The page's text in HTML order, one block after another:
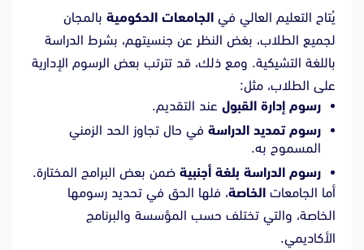
يُتاح التعليم العالي في الجامعات الحكومية بالمجان
لجميع الطلاب، بغض النظر عن جنسيتهم، بشرط الدراسة
باللغة التشيكية. ومع ذلك، قد تترتب بعض الرسوم الإدارية
على الطلاب، مثل:
رسوم إدارة القبول عند التقديم.
رسوم تمديد الدراسة في حال تجاوز الحد الزمني
المسموح به.
رسوم الدراسة بلغة أجنبية ضمن بعض البرامج المختارة.
أما الجامعات الخاصة، فلها الحق في تحديد رسومها
الخاصة، والتي تختلف حسب المؤسسة والبرنامج
الأكاديمي.